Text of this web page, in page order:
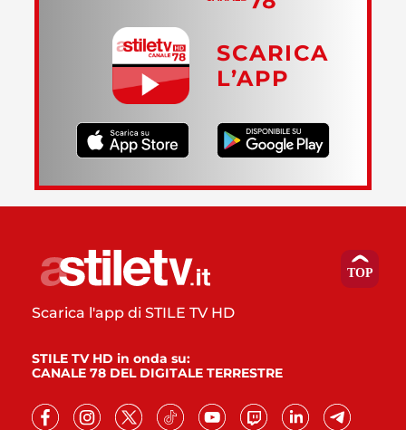
SCARICA
L’APP
Scarica l'app di STILE TV HD
STILE TV HD in onda su:
CANALE 78 DEL DIGITALE TERRESTRE